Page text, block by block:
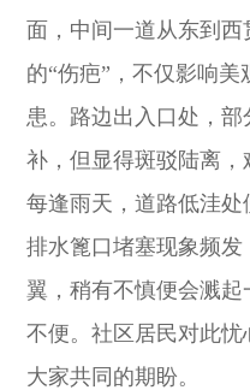
面，中间一道从东到
的“伤疤”，不仅影响
患。路边出入口处，
补，但显得斑驳陆离，
每逢雨天，道路低洼处
排水篦口堵塞现象频
翼，稍有不慎便会溅
不便。社区居民对此
大家共同的期盼。